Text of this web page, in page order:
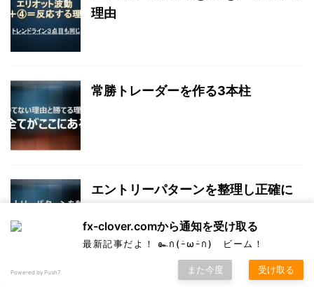
理由
常勝トレーダーを作る3本柱
エントリーパターンを整理し正確に
fx-clover.comから通知を受け取る
最新記事だよ！ ๛ก(ｰ̀ωｰ́ก) ビーム！
Powered by Push7 また今度 受け取る